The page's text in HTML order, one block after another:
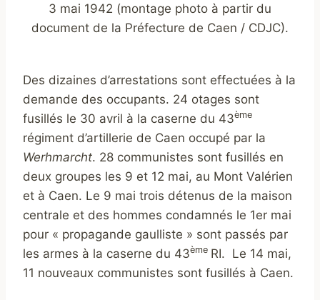
3 mai 1942 (montage photo à partir du
document de la Préfecture de Caen / CDJC).
Des dizaines d’arrestations sont effectuées à la
demande des occupants. 24 otages sont
fusillés le 30 avril à la caserne du 43ème
régiment d’artillerie de Caen occupé par la
Werhmarcht. 28 communistes sont fusillés en
deux groupes les 9 et 12 mai, au Mont Valérien
et à Caen. Le 9 mai trois détenus de la maison
centrale et des hommes condamnés le 1er mai
pour « propagande gaulliste » sont passés par
les armes à la caserne du 43ème RI. Le 14 mai,
11 nouveaux communistes sont fusillés à Caen.